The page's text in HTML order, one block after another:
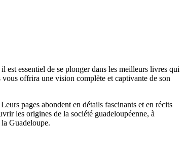
essentiel de se plonger dans les meilleurs livres qui
offrira une vision complète et captivante de son
pages abondent en détails fascinants et en récits
les origines de la société guadeloupéenne, à
Guadeloupe.